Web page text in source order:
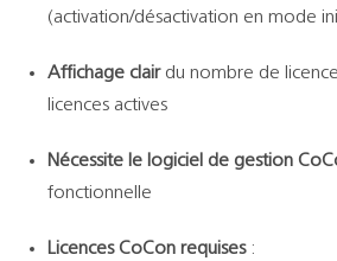
(activation/désactivation en mode
Affichage clairdu nombre de
licences actives
Nécessite le logiciel de gestion
fonctionnelle
Licences CoCon requises: